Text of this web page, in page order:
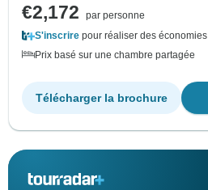
€2,172
par personne
S'inscrire pour réaliser des économies
Prix basé sur une chambre partagée
Télécharger la brochure